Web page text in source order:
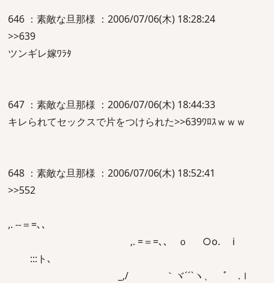
646 ：素敵な旦那様 ：2006/07/06(木) 18:28:24
>>639
ツンギレ嫁ﾜﾗﾀ
647 ：素敵な旦那様 ：2006/07/06(木) 18:44:33
キレられてセックスで片をつけられた>>639ﾜﾛｽｗｗｗ
648 ：素敵な旦那様 ：2006/07/06(木) 18:52:41
>>552
,. -‐＝=､､
,. =＝=､､ ｏ ○o. i
:::ト､
_,/ ｀ヾ´´`ヽ、 ﾟ .ｌ